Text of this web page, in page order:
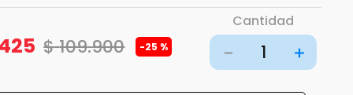
$109.900 -25 %
Cantidad
＋
－